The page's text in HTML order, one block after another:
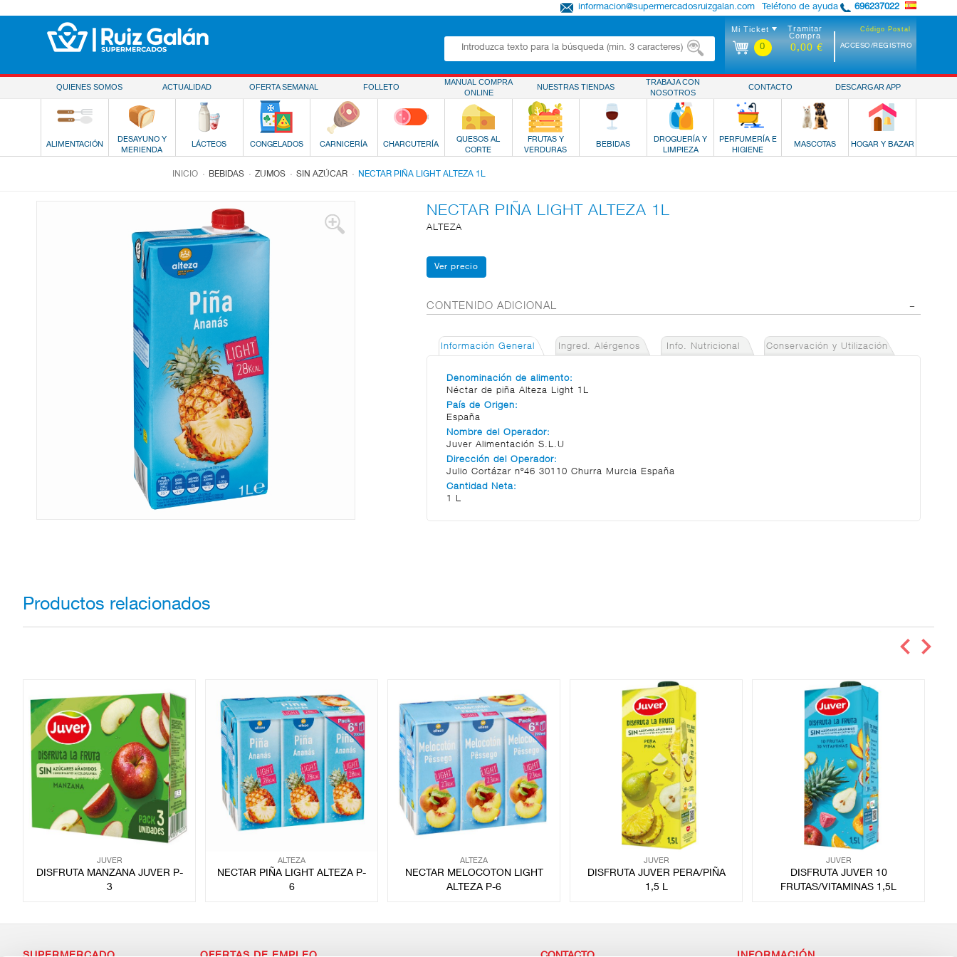
Teléfono de ayuda 696237022
informacion@supermercadosruizgalan.com
Código Postal
ACCESO/REGISTRO
Mi Ticket
0
Tramitar
Compra
0,00 €
QUIENES SOMOS ACTUALIDAD OFERTA SEMANAL FOLLETO
MANUAL COMPRA
ONLINE
NUESTRAS TIENDAS
TRABAJA CON
NOSOTROS
CONTACTO DESCARGAR APP
ALIMENTACIÓN
DESAYUNO Y
MERIENDA
LÁCTEOS CONGELADOS CARNICERÍA CHARCUTERÍA
QUESOS AL
CORTE
FRUTAS Y
VERDURAS
BEBIDAS
DROGUERÍA Y
LIMPIEZA
PERFUMERÍA E
HIGIENE
MASCOTAS HOGAR Y BAZAR
INICIO . BEBIDAS . ZUMOS . SIN AZÚCAR . NECTAR PIÑA LIGHT ALTEZA 1L
NECTAR PIÑA LIGHT ALTEZA 1L
ALTEZA
CONTENIDO ADICIONAL
Información General Ingred. Alérgenos Info. Nutricional Conservación y Utilización
Denominación de alimento:
Néctar de piña Alteza Light 1L
País de Origen:
España
Nombre del Operador:
Juver Alimentación S.L.U
Dirección del Operador:
Julio Cortázar nº46 30110 Churra Murcia España
Cantidad Neta:
1 L
Productos relacionados
JUVER
DISFRUTA MANZANA JUVER P-
3
ALTEZA
NECTAR PIÑA LIGHT ALTEZA P-
6
ALTEZA
NECTAR MELOCOTON LIGHT
ALTEZA P-6
JUVER
DISFRUTA JUVER PERA/PIÑA
1,5 L
JUVER
DISFRUTA JUVER 10
FRUTAS/VITAMINAS 1,5L